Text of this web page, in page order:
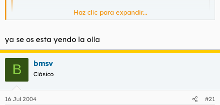
Haz clic para expandir...
hahahhahahhahahhahhah genial huncetas
mañana saldra la cocacola LASAYZABALA,primer paso para
acabar con los NAZIonalistas
Haz clic para expandir...
ya se os esta yendo la olla
B bmsv
Clásico
16 Jul 2004 #21